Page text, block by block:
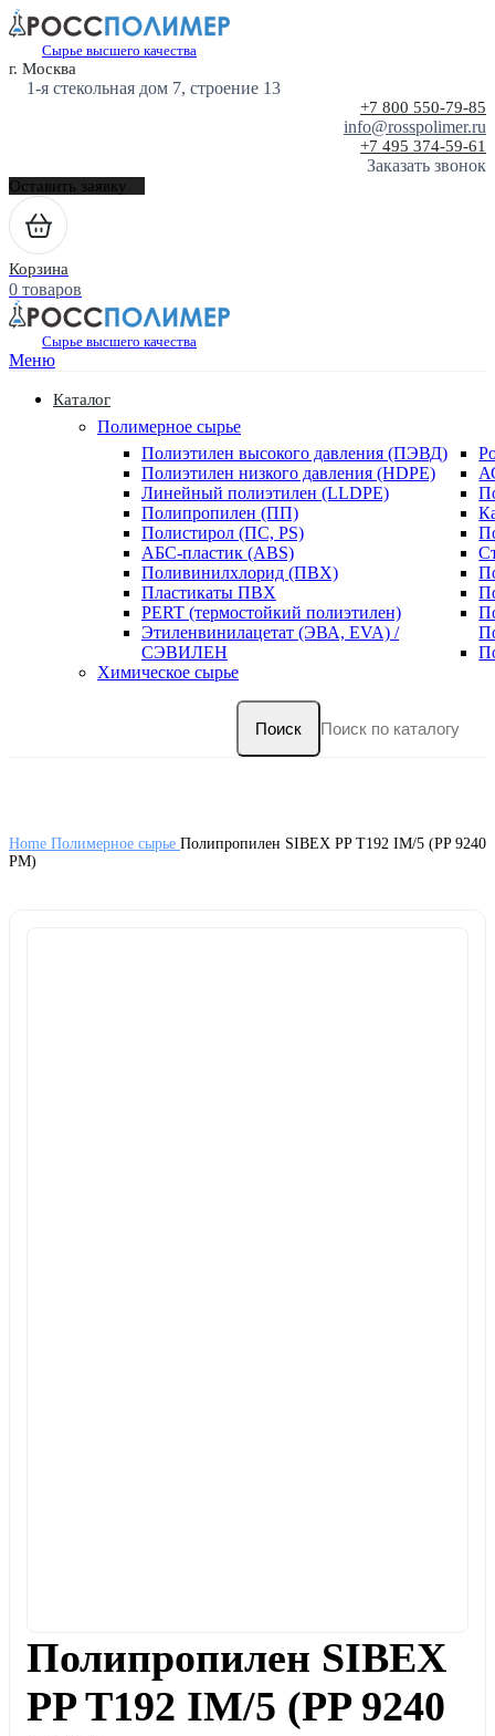
Сырье высшего качества
г. Москва
1-я стекольная дом 7, строение 13
+7 800 550-79-85
info@rosspolimer.ru
+7 495 374-59-61
Заказать звонок
Оставить заявку
Корзина
0 товаров
Сырье высшего качества
Меню
Каталог
Полимерное сырье
Полиэтилен высокого давления (ПЭВД)
Полиэтилен низкого давления (HDPE)
Линейный полиэтилен (LLDPE)
Полипропилен (ПП)
Полистирол (ПС, PS)
АБС-пластик (ABS)
Поливинилхлорид (ПВХ)
Пластикаты ПВХ
PERT (термостойкий полиэтилен)
Этиленвинилацетат (ЭВА, EVA) /
СЭВИЛЕН
Химическое сырье
Поиск
Home Полимерное сырье Полипропилен SIBEX PP T192 IM/5 (PP 9240
PM)
Полипропилен SIBEX
PP T192 IM/5 (PP 9240